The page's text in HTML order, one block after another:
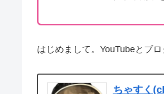
はじめまして。YouTubeとブ
ちゃすく